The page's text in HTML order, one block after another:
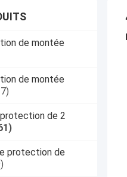
de montée
de montée
de 2
protection de